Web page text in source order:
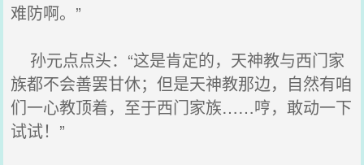
难防啊。”
孙元点点头：“这是肯定的，天神教与西门家
族都不会善罢甘休；但是天神教那边，自然有咱
们一心教顶着，至于西门家族……哼，敢动一下
试试！”